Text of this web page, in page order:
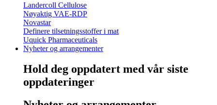
Landercoll Cellulose
Nøyaktig VAE-RDP
Novastar
Definere tilsetningsstoffer i mat
Uquick Pharmaceuticals
Nyheter og arrangementer
Hold deg oppdatert med vår siste
oppdateringer